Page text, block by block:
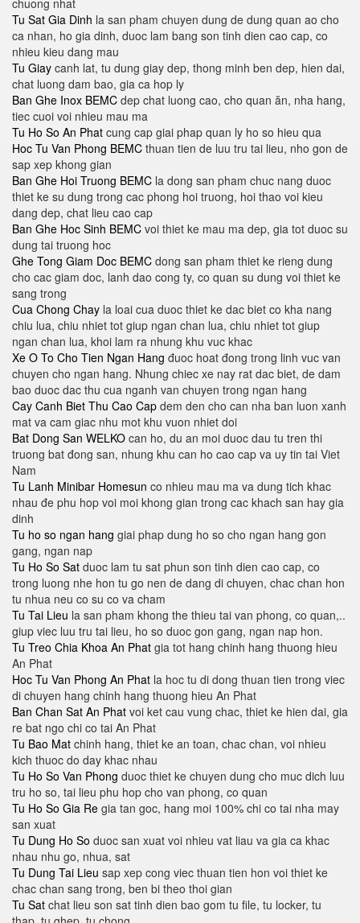
chuong nhat
Tu Sat Gia Dinh la san pham chuyen dung de dung quan ao cho
ca nhan, ho gia dinh, duoc lam bang son tinh dien cao cap, co
nhieu kieu dang mau
Tu Giay canh lat, tu dung giay dep, thong minh ben dep, hien dai,
chat luong dam bao, gia ca hop ly
Ban Ghe Inox BEMC dep chat luong cao, cho quan ăn, nha hang,
tiec cuoi voi nhieu mau ma
Tu Ho So An Phat cung cap giai phap quan ly ho so hieu qua
Hoc Tu Van Phong BEMC thuan tien de luu tru tai lieu, nho gon de
sap xep khong gian
Ban Ghe Hoi Truong BEMC la dong san pham chuc nang duoc
thiet ke su dung trong cac phong hoi truong, hoi thao voi kieu
dang dep, chat lieu cao cap
Ban Ghe Hoc Sinh BEMC voi thiet ke mau ma dep, gia tot duoc su
dung tai truong hoc
Ghe Tong Giam Doc BEMC dong san pham thiet ke rieng dung
cho cac giam doc, lanh dao cong ty, co quan su dung voi thiet ke
sang trong
Cua Chong Chay la loai cua duoc thiet ke dac biet co kha nang
chiu lua, chiu nhiet tot giup ngan chan lua, chiu nhiet tot giup
ngan chan lua, khoi lam ra nhung khu vuc khac
Xe O To Cho Tien Ngan Hang đuoc hoat đong trong linh vuc van
chuyen cho ngan hang. Nhung chiec xe nay rat dac biet, de dam
bao duoc dac thu cua nganh van chuyen trong ngan hang
Cay Canh Biet Thu Cao Cap dem den cho can nha ban luon xanh
mat va cam giac nhu mot khu vuon nhiet doi
Bat Dong San WELKO can ho, du an moi duoc dau tu tren thi
truong bat đong san, nhung khu can ho cao cap va uy tin tai Viet
Nam
Tu Lanh Minibar Homesun co nhieu mau ma va dung tich khac
nhau đe phu hop voi moi khong gian trong cac khach san hay gia
dinh
Tu ho so ngan hang giai phap dung ho so cho ngan hang gon
gang, ngan nap
Tu Ho So Sat duoc lam tu sat phun son tinh dien cao cap, co
trong luong nhe hon tu go nen de dang di chuyen, chac chan hon
tu nhua neu co su co va cham
Tu Tai Lieu la san pham khong the thieu tai van phong, co quan,..
giup viec luu tru tai lieu, ho so duoc gon gang, ngan nap hon.
Tu Treo Chia Khoa An Phat gia tot hang chinh hang thuong hieu
An Phat
Hoc Tu Van Phong An Phat la hoc tu di dong thuan tien trong viec
di chuyen hang chinh hang thuong hieu An Phat
Ban Chan Sat An Phat voi ket cau vung chac, thiet ke hien dai, gia
re bat ngo chi co tai An Phat
Tu Bao Mat chinh hang, thiet ke an toan, chac chan, voi nhieu
kich thuoc do day khac nhau
Tu Ho So Van Phong duoc thiet ke chuyen dung cho muc dich luu
tru ho so, tai lieu phu hop cho van phong, co quan
Tu Ho So Gia Re gia tan goc, hang moi 100% chi co tai nha may
san xuat
Tu Dung Ho So duoc san xuat voi nhieu vat liau va gia ca khac
nhau nhu go, nhua, sat
Tu Dung Tai Lieu sap xep cong viec thuan tien hon voi thiet ke
chac chan sang trong, ben bi theo thoi gian
Tu Sat chat lieu son sat tinh dien bao gom tu file, tu locker, tu